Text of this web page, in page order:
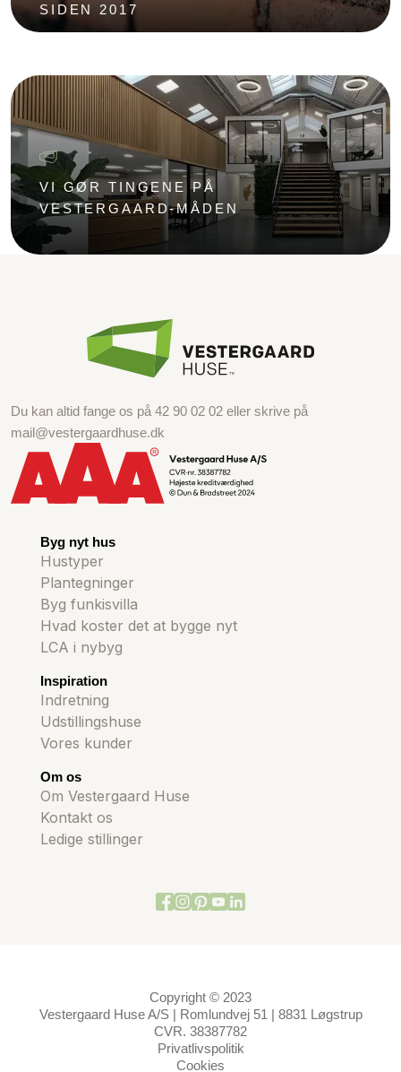
SIDEN 2017
VI GØR TINGENE PÅ
VESTERGAARD-MÅDEN
Du kan altid fange os på 42 90 02 02 eller skrive på
mail@vestergaardhuse.dk
Byg nyt hus
Hustyper
Plantegninger
Byg funkisvilla
Hvad koster det at bygge nyt
LCA i nybyg
Inspiration
Indretning
Udstillingshuse
Vores kunder
Om os
Om Vestergaard Huse
Kontakt os
Ledige stillinger
Copyright © 2023
Vestergaard Huse A/S | Romlundvej 51 | 8831 Løgstrup
CVR. 38387782
Privatlivspolitik
Cookies